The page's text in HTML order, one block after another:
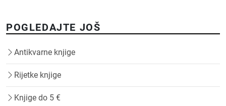
POGLEDAJTE JOŠ
Antikvarne knjige
Rijetke knjige
Knjige do 5 €